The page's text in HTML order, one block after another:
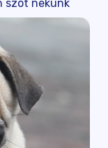
szót nekünk